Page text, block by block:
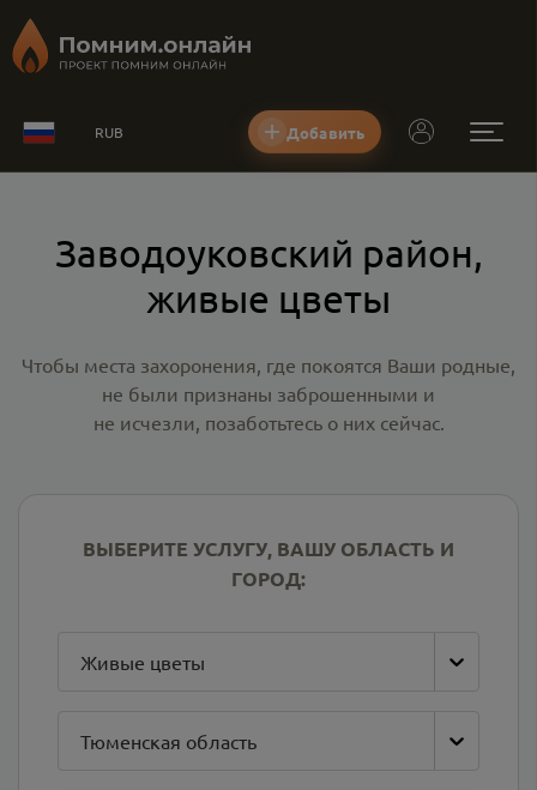
RUB Добавить
Заводоуковский район,
живые цветы
Чтобы места захоронения, где покоятся Ваши родные,
не были признаны заброшенными и
не исчезли, позаботьтесь о них сейчас.
ВЫБЕРИТЕ УСЛУГУ, ВАШУ ОБЛАСТЬ И
ГОРОД:
Живые цветы
Тюменская область